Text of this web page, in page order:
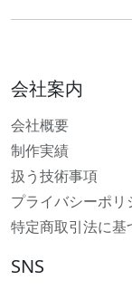
会社案内
会社概要
制作実績
扱う技術事項
プライバシーポリ
特定商取引法に基
SNS